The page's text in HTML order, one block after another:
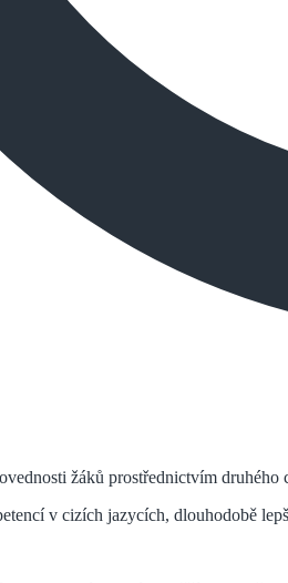
žáků prostřednictvím
v cizích jazycích, dlouhodobě